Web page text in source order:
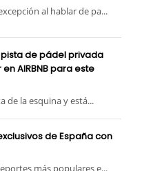
al hablar de pa...
de pádel privada
AIRBNB para este
de la esquina y está...
de España con
más populares e...